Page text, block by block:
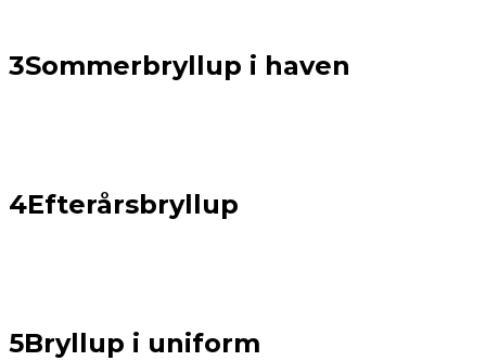
3Sommerbryllup i haven
4Efterårsbryllup
5Bryllup i uniform